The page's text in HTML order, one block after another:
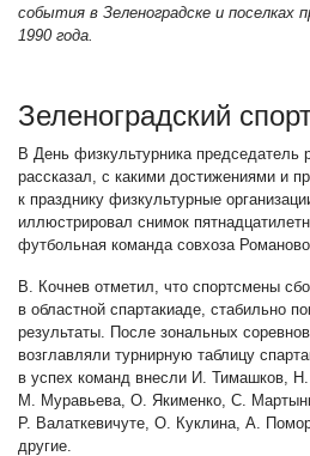
события в Зеленоградске и поселках
1990 года.
Зеленоградский
В День физкультурника председатель
рассказал, с какими достижениями и
к празднику физкультурные
иллюстрировал снимок
футбольная команда совхоза Романово.
В. Кочнев отметил, что спортсмены
в областной спартакиаде, стабильно
результаты. После зональных
возглавляли турнирную таблицу
в успех команд внесли И. Тимашков, Н.
М. Муравьева, О. Якименко, С.
Р. Валаткевичуте, О. Куклина, А.
другие.